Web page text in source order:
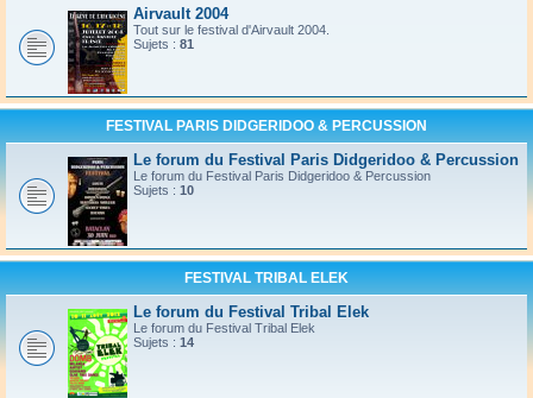
Airvault 2004
Tout sur le festival d'Airvault 2004.
Sujets : 81
FESTIVAL PARIS DIDGERIDOO & PERCUSSION
Le forum du Festival Paris Didgeridoo & Percussion
Le forum du Festival Paris Didgeridoo & Percussion
Sujets : 10
FESTIVAL TRIBAL ELEK
Le forum du Festival Tribal Elek
Le forum du Festival Tribal Elek
Sujets : 14